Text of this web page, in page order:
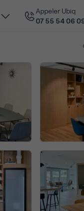
Appeler Ubiq
07 55 54 06